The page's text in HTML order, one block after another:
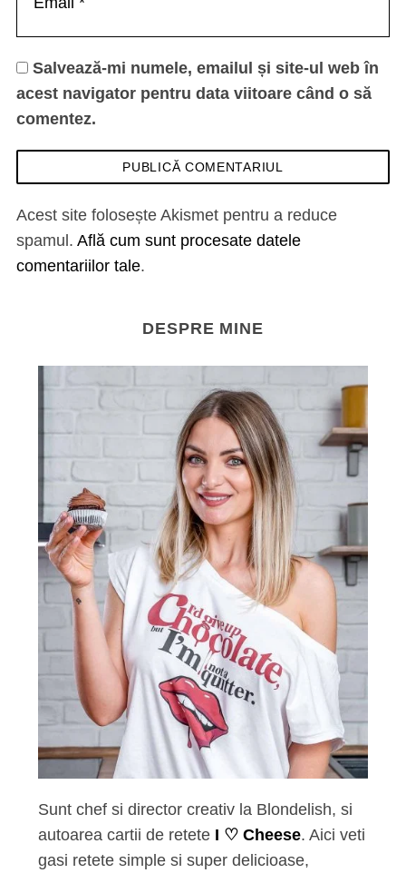
Salvează-mi numele, emailul și site-ul web în
acest navigator pentru data viitoare când o să
comentez.
Acest site folosește Akismet pentru a reduce
spamul. Află cum sunt procesate datele
comentariilor tale.
DESPRE MINE
Sunt chef si director creativ la Blondelish, si
autoarea cartii de retete I ♡ Cheese. Aici veti
gasi retete simple si super delicioase,